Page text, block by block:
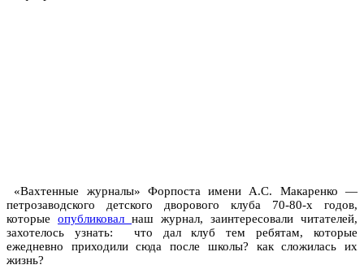
«Вахтенные журналы» Форпоста имени А.С. Макаренко —
петрозаводского детского дворового клуба 70-80-х годов,
которые опубликовал наш журнал, заинтересовали читателей,
захотелось узнать: что дал клуб тем ребятам, которые
ежедневно приходили сюда после школы? как сложилась их
жизнь?